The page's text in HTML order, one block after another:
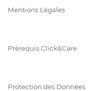
Mentions Légales
Prérequis Click&Care
Protection des Données